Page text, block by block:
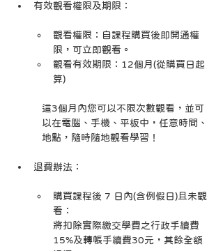
有效觀看權限及期限：
觀看權限：自課程購買後即開通權
限，可立即觀看。
觀看有效期限：12個月(從購買日起
算)
這3個月內您可以不限次數觀看，並可
以在電腦、手機、平板中，任意時間、
地點，隨時隨地觀看學習！
退費辦法：
購買課程後 7 日內(含例假日)且未觀
看：
將扣除實際繳交學費之行政手續費
15%及轉帳手續費30元，其餘全額